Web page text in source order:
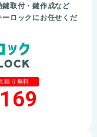
取付・鍵作成など
ロックにお任せくだ
積り無料